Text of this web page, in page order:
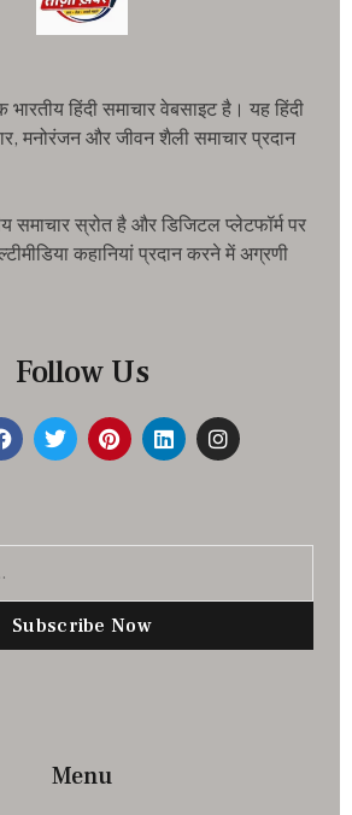
हिंदी समाचार वेबसाइट है। यह हिंदी
मनोरंजन और जीवन शैली समाचार प्रदान
समाचार स्रोत है और डिजिटल प्लेटफॉर्म पर
कहानियां प्रदान करने में अग्रणी
Follow Us
Subscribe Now
Menu